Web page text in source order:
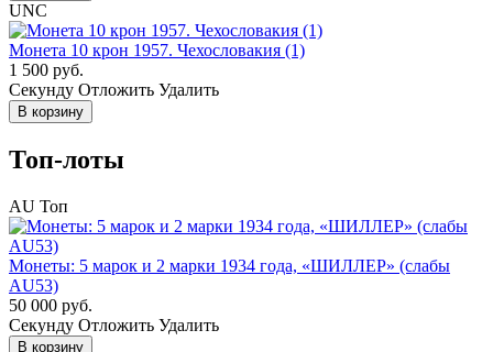
UNC
Монета 10 крон 1957. Чехословакия (1)
1 500 руб.
Cекунду Отложить Удалить
В корзину
Топ-лоты
AU Топ
Монеты: 5 марок и 2 марки 1934 года, «ШИЛЛЕР» (слабы
AU53)
50 000 руб.
Cекунду Отложить Удалить
В корзину